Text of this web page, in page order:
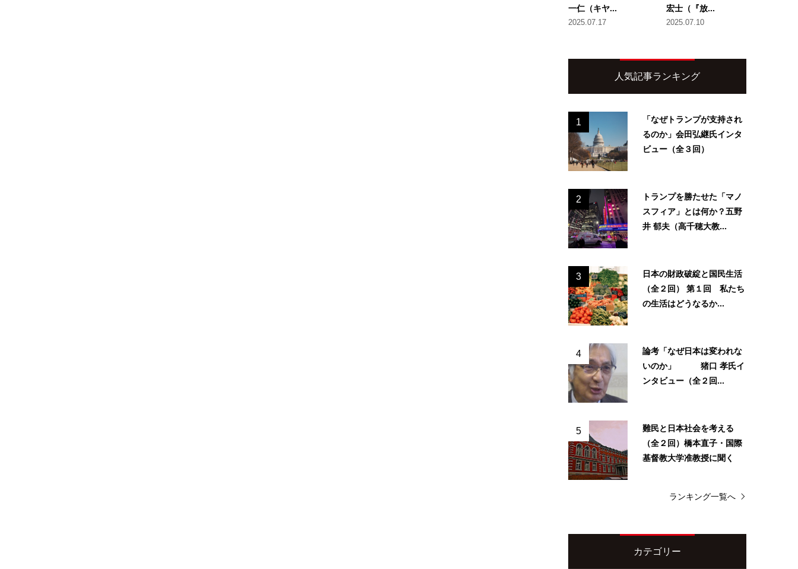
一仁（キヤ...
2025.07.17
宏士（『放...
2025.07.10
人気記事ランキング
1
「なぜトランプが支持され
るのか」会田弘継氏インタ
ビュー（全３回）
2
トランプを勝たせた「マノ
スフィア」とは何か？五野
井 郁夫（高千穂大教...
3
日本の財政破綻と国民生活
（全２回） 第１回 私たち
の生活はどうなるか...
4
論考「なぜ日本は変われな
いのか」 猪口 孝氏イ
ンタビュー（全２回...
5
難民と日本社会を考える
（全２回）橋本直子・国際
基督教大学准教授に聞く
ランキング一覧へ
カテゴリー